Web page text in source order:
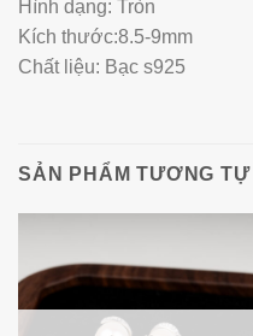
Hình dạng: Tròn
Kích thước:8.5-9mm
Chất liệu: Bạc s925
SẢN PHẨM TƯƠNG TỰ